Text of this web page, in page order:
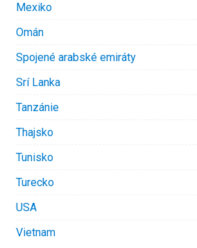
Mexiko
Omán
Spojené arabské emiráty
Srí Lanka
Tanzánie
Thajsko
Tunisko
Turecko
USA
Vietnam